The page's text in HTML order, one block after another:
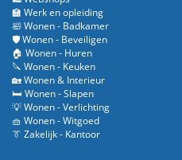
🏫 Werk en opleiding
🛀 Wonen - Badkamer
🛡️ Wonen - Beveiligen
🏠 Wonen - Huren
🔪 Wonen - Keuken
🏡 Wonen & Interieur
🛏️ Wonen - Slapen
💡 Wonen - Verlichting
🧺 Wonen - Witgoed
👔 Zakelijk - Kantoor